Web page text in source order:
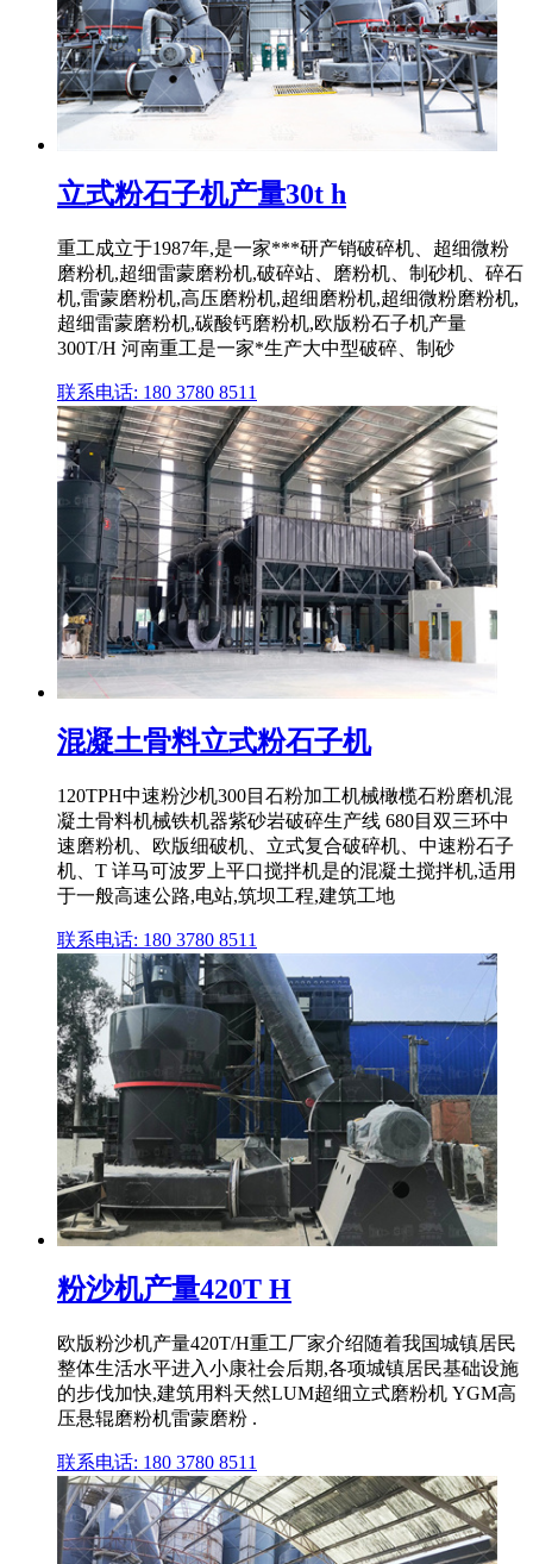
立式粉石子机产量30t h
重工成立于1987年,是一家***研产销破碎机、超细微粉
磨粉机,超细雷蒙磨粉机,破碎站、磨粉机、制砂机、碎石
机,雷蒙磨粉机,高压磨粉机,超细磨粉机,超细微粉磨粉机,
超细雷蒙磨粉机,碳酸钙磨粉机,欧版粉石子机产量
300T/H 河南重工是一家*生产大中型破碎、制砂
联系电话: 180 3780 8511
混凝土骨料立式粉石子机
120TPH中速粉沙机300目石粉加工机械橄榄石粉磨机混
凝土骨料机械铁机器紫砂岩破碎生产线 680目双三环中
速磨粉机、欧版细破机、立式复合破碎机、中速粉石子
机、T 详马可波罗上平口搅拌机是的混凝土搅拌机,适用
于一般高速公路,电站,筑坝工程,建筑工地
联系电话: 180 3780 8511
粉沙机产量420T H
欧版粉沙机产量420T/H重工厂家介绍随着我国城镇居民
整体生活水平进入小康社会后期,各项城镇居民基础设施
的步伐加快,建筑用料天然LUM超细立式磨粉机 YGM高
压悬辊磨粉机雷蒙磨粉 .
联系电话: 180 3780 8511